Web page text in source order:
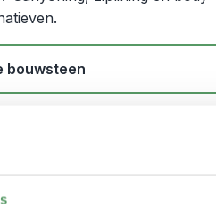
bouwsteen
paden